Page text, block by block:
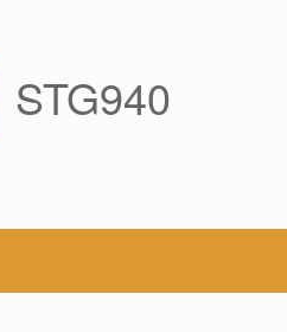
STG940